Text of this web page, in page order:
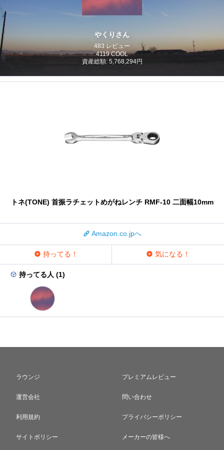
やくりさん
483 レビュー
4119 COOL
資産総額: 5,768,294円
トネ(TONE) 首振ラチェットめがねレンチ RMF-10 二面幅10mm
Amazon.co.jpへ
持ってる！ 気になる！
持ってる人 (1)
ラウンジ プレミアムレビュー
運営会社 問い合わせ
利用規約 プライバシーポリシー
サイトポリシー メーカーの皆様へ